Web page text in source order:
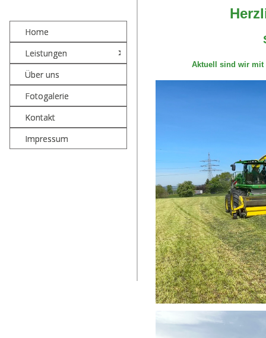
Home
Leistungen
Über uns
Fotogalerie
Kontakt
Impressum
Aktuell sind wir mit